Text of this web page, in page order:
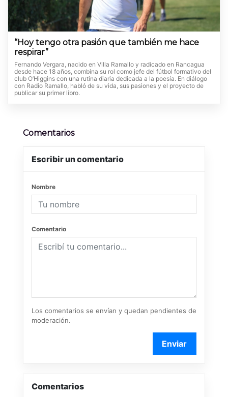
“Hoy tengo otra pasión que también me hace
respirar”
Fernando Vergara, nacido en Villa Ramallo y radicado en Rancagua
desde hace 18 años, combina su rol como jefe del fútbol formativo del
club O’Higgins con una rutina diaria dedicada a la poesía. En diálogo
con Radio Ramallo, habló de su vida, sus pasiones y el proyecto de
publicar su primer libro.
Comentarios
Escribir un comentario
Nombre
Comentario
Los comentarios se envían y quedan pendientes de
moderación.
Enviar
Comentarios